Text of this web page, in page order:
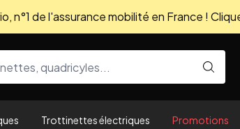
n°1 de l'assurance mobilité en France !
Trottinettes électriques Promotions